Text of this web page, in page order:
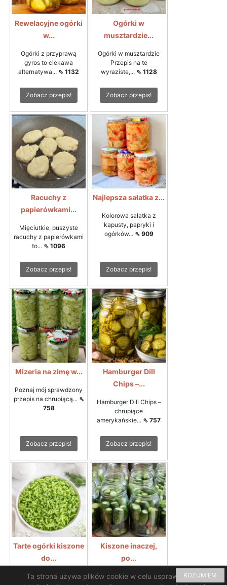
Rewelacyjne ogórki
w...
Ogórki z przyprawą
gyros to ciekawa
alternatywa... ⇖ 1132
Zobacz przepis!
Ogórki w
musztardzie...
Ogórki w musztardzie
Przepis na te
wyraziste,... ⇖ 1128
Zobacz przepis!
Racuchy z
papierówkami...
Mięciutkie, puszyste
racuchy z papierówkami
to... ⇖ 1096
Zobacz przepis!
Najlepsza sałatka z...
Kolorowa sałatka z
kapusty, papryki i
ogórków... ⇖ 909
Zobacz przepis!
Mizeria na zimę w...
Poznaj mój sprawdzony
przepis na chrupiącą... ⇖
758
Zobacz przepis!
Hamburger Dill
Chips –...
Hamburger Dill Chips –
chrupiące
amerykańskie... ⇖ 757
Zobacz przepis!
Tarte ogórki kiszone
do...
Tarte ogórki kiszone do
Kiszone inaczej,
po...
Rewelacyjny smak i
Ta strona używa plików cookie w celu usprawnienia iROZUMIEM